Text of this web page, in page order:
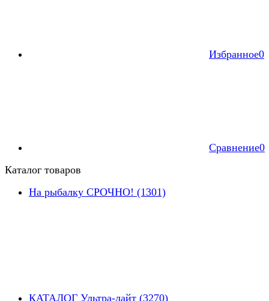
Избранное0
Сравнение0
Каталог товаров
На рыбалку СРОЧНО! (1301)
КАТАЛОГ Ультра-лайт (3270)